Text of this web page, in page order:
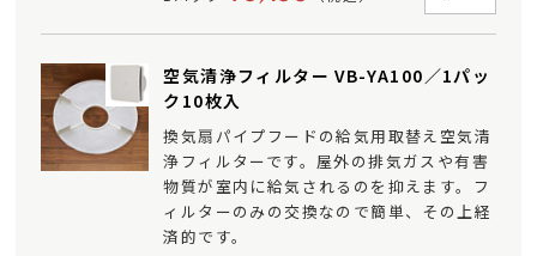
空気清浄フィルター VB-YA100／1パッ
ク10枚入
換気扇パイプフードの給気用取替え空気清
浄フィルターです。屋外の排気ガスや有害
物質が室内に給気されるのを抑えます。フ
ィルターのみの交換なので簡単、その上経
済的です。